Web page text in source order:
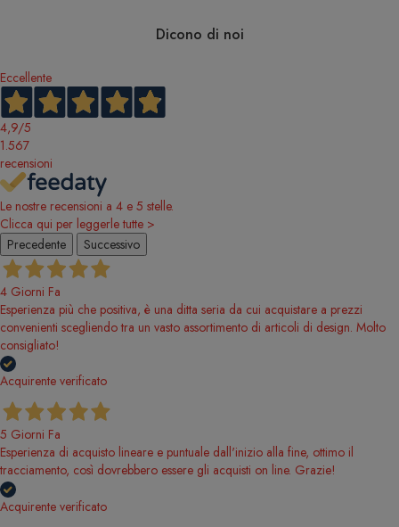
Dicono di noi
Eccellente
4,9/5
1.567
recensioni
Le nostre recensioni a 4 e 5 stelle.
Clicca qui per leggerle tutte >
Precedente
Successivo
4 Giorni Fa
Esperienza più che positiva, è una ditta seria da cui acquistare a prezzi
convenienti scegliendo tra un vasto assortimento di articoli di design. Molto
consigliato!
Acquirente verificato
5 Giorni Fa
Esperienza di acquisto lineare e puntuale dall'inizio alla fine, ottimo il
tracciamento, così dovrebbero essere gli acquisti on line. Grazie!
Acquirente verificato